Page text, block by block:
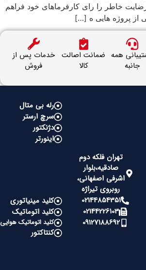
خاطر را رای کارفرماهای خود فراهم
پروژه هایی ه […]
همه
جانبه
ضمانت اصالت
کالا
خدمات پس از
فروش
تهران فلکه دوم
صادقیه،بلوار
اشرفی اصفهانی،
روبروی تیراژه
02144854351
02144226103
09127188692
رله بی متال
سرچ ارستر
دژنکتور
اینورتر
کلید مینیاتوری
کلید اتوماتیک
کلید اتوماتیک هوایی
کنتاکتور